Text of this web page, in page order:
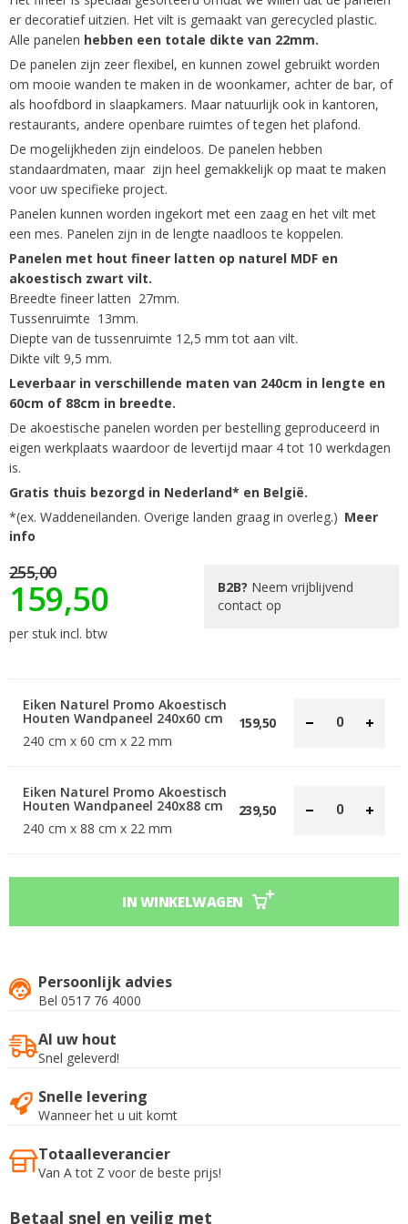
het
begin
van
de
afbeeldingen-
gallerij
er decoratief uitzien. Het vilt is gemaakt van gerecycled plastic.
Alle panelen hebben een totale dikte van 22mm.
De panelen zijn zeer flexibel, en kunnen zowel gebruikt worden
om mooie wanden te maken in de woonkamer, achter de bar, of
als hoofdbord in slaapkamers. Maar natuurlijk ook in kantoren,
restaurants, andere openbare ruimtes of tegen het plafond.
De mogelijkheden zijn eindeloos. De panelen hebben
standaardmaten, maar zijn heel gemakkelijk op maat te maken
voor uw specifieke project.
Panelen kunnen worden ingekort met een zaag en het vilt met
een mes. Panelen zijn in de lengte naadloos te koppelen.
Panelen met hout fineer latten op naturel MDF en
akoestisch zwart vilt.
Breedte fineer latten 27mm.
Tussenruimte 13mm.
Diepte van de tussenruimte 12,5 mm tot aan vilt.
Dikte vilt 9,5 mm.
Leverbaar in verschillende maten van 240cm in lengte en
60cm of 88cm in breedte.
De akoestische panelen worden per bestelling geproduceerd in
eigen werkplaats waardoor de levertijd maar 4 tot 10 werkdagen
is.
Gratis thuis bezorgd in Nederland* en België.
*(ex. Waddeneilanden. Overige landen graag in overleg.) Meer
info
255,00
159,50
per stuk incl. btw
B2B? Neem vrijblijvend
contact op
Eiken Naturel Promo Akoestisch
Houten Wandpaneel 240x60 cm
240 cm x 60 cm x 22 mm
159,50
Eiken Naturel Promo Akoestisch
Houten Wandpaneel 240x88 cm
240 cm x 88 cm x 22 mm
239,50
IN WINKELWAGEN
Persoonlijk advies
Bel 0517 76 4000
Al uw hout
Snel geleverd!
Snelle levering
Wanneer het u uit komt
Totaalleverancier
Van A tot Z voor de beste prijs!
Betaal snel en veilig met